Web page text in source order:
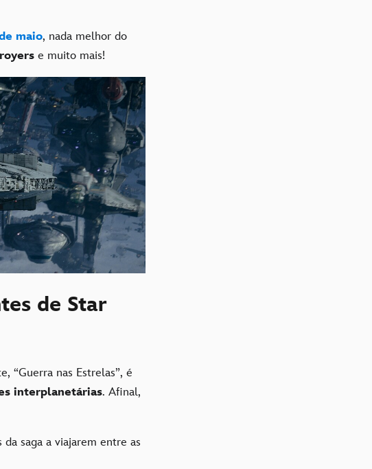
maio, nada melhor do
e muito mais!
de Star
“Guerra nas Estrelas”, é
interplanetárias. Afinal,
saga a viajarem entre as